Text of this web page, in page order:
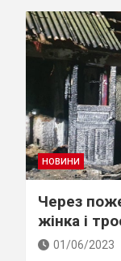
НОВИНИ
Через
жінка і
01/06/2023